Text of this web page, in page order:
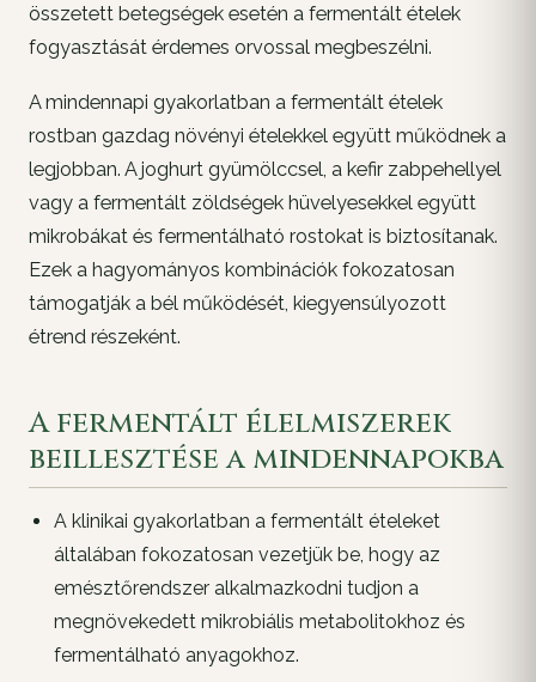
összetett betegségek esetén a fermentált ételek
fogyasztását érdemes orvossal megbeszélni.
A mindennapi gyakorlatban a fermentált ételek
rostban gazdag növényi ételekkel együtt működnek a
legjobban. A joghurt gyümölccsel, a kefir zabpehellyel
vagy a fermentált zöldségek hüvelyesekkel együtt
mikrobákat és fermentálható rostokat is biztosítanak.
Ezek a hagyományos kombinációk fokozatosan
támogatják a bél működését, kiegyensúlyozott
étrend részeként.
A fermentált élelmiszerek
beillesztése a mindennapokba
A klinikai gyakorlatban a fermentált ételeket
általában fokozatosan vezetjük be, hogy az
emésztőrendszer alkalmazkodni tudjon a
megnövekedett mikrobiális metabolitokhoz és
fermentálható anyagokhoz.